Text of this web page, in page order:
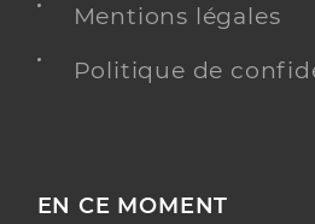
Mentions légales
Politique de
EN CE MOMENT